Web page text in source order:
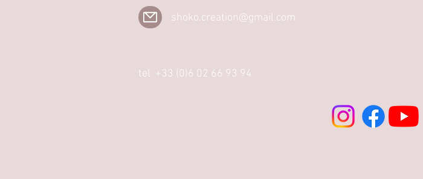
shoko.creation@gmail.com
tel +33 (0)6 02 66 93 94